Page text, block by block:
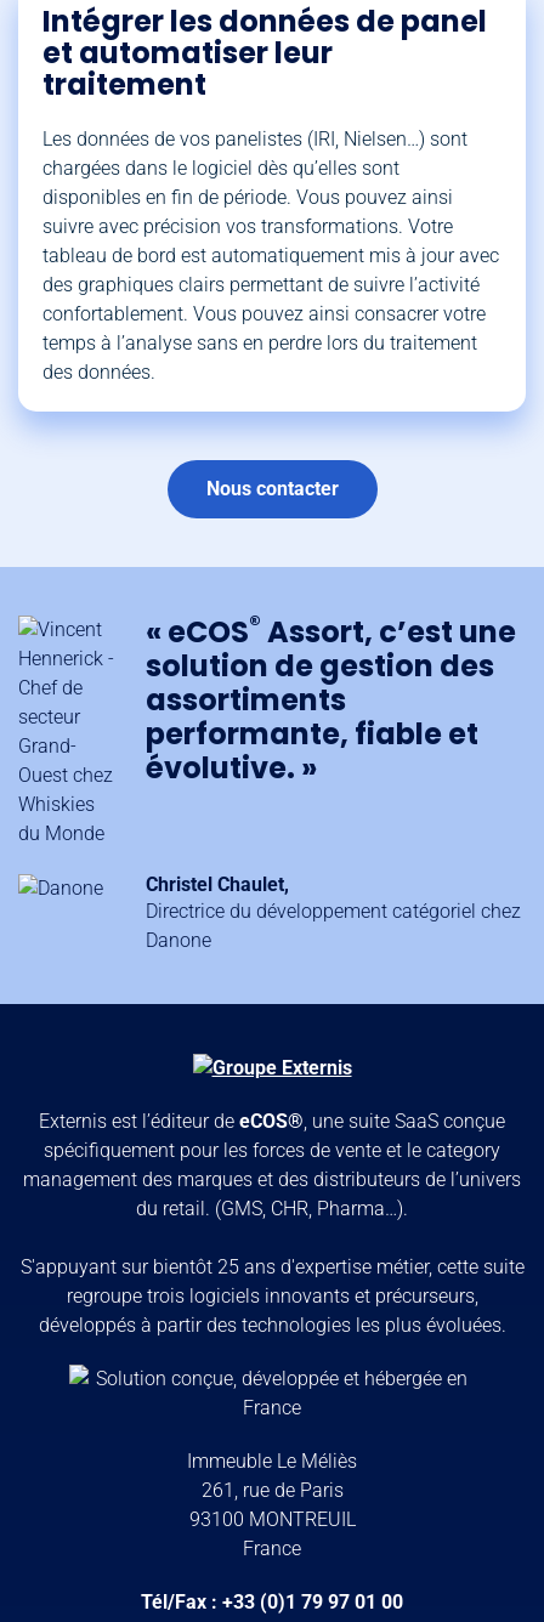
Intégrer les données de panel
et automatiser leur
traitement
Les données de vos panelistes (IRI, Nielsen…) sont
chargées dans le logiciel dès qu’elles sont
disponibles en fin de période. Vous pouvez ainsi
suivre avec précision vos transformations. Votre
tableau de bord est automatiquement mis à jour avec
des graphiques clairs permettant de suivre l’activité
confortablement. Vous pouvez ainsi consacrer votre
temps à l’analyse sans en perdre lors du traitement
des données.
Nous contacter
« eCOS® Assort, c’est une
solution de gestion des
assortiments
performante, fiable et
évolutive. »
Christel Chaulet,
Directrice du développement catégoriel chez
Danone
Externis est l’éditeur de eCOS® , une suite SaaS conçue
spécifiquement pour les forces de vente et le category
management des marques et des distributeurs de l’univers
du retail. (GMS, CHR, Pharma…).
S'appuyant sur bientôt 25 ans d'expertise métier, cette suite
regroupe trois logiciels innovants et précurseurs,
développés à partir des technologies les plus évoluées.
Immeuble Le Méliès
261, rue de Paris
93100 MONTREUIL
France
Tél/Fax : +33 (0)1 79 97 01 00